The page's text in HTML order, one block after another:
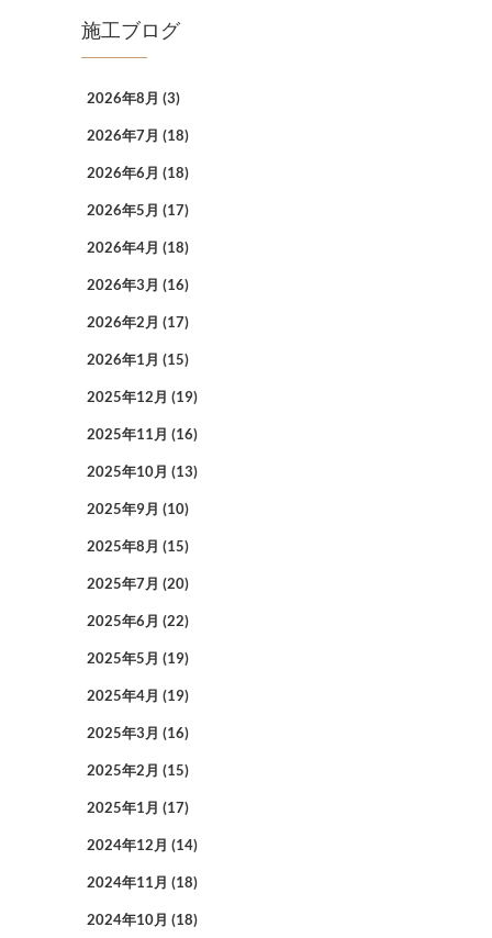
施工ブログ
2026年8月 (3)
2026年7月 (18)
2026年6月 (18)
2026年5月 (17)
2026年4月 (18)
2026年3月 (16)
2026年2月 (17)
2026年1月 (15)
2025年12月 (19)
2025年11月 (16)
2025年10月 (13)
2025年9月 (10)
2025年8月 (15)
2025年7月 (20)
2025年6月 (22)
2025年5月 (19)
2025年4月 (19)
2025年3月 (16)
2025年2月 (15)
2025年1月 (17)
2024年12月 (14)
2024年11月 (18)
2024年10月 (18)